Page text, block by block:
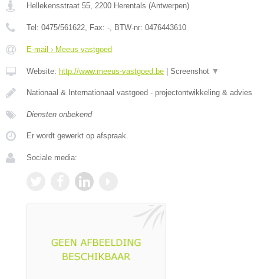
Hellekensstraat 55 2200 Herentals (Antwerpen)
Tel: 0475/561622 , Fax: - , BTW-nr: 0476443610
E-mail › Meeus vastgoed
Website: http://www.meeus-vastgoed.be Screenshot ▼
Nationaal & Internationaal vastgoed - projectontwikkeling & advies
Diensten onbekend
Er wordt gewerkt op afspraak.
Sociale media: